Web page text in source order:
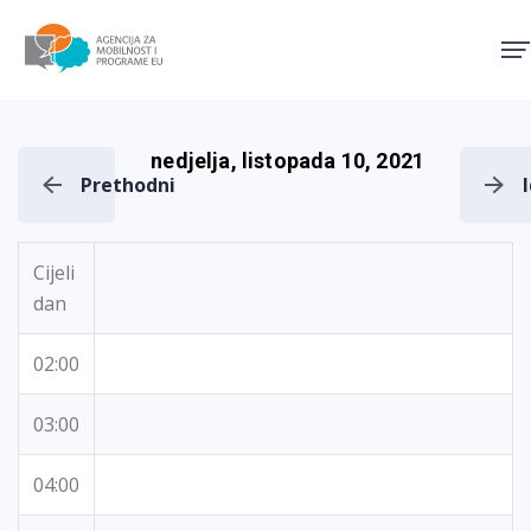
Prethodni
nedjelja, listopada 10, 2021
Cijeli
dan
02:00
03:00
04:00